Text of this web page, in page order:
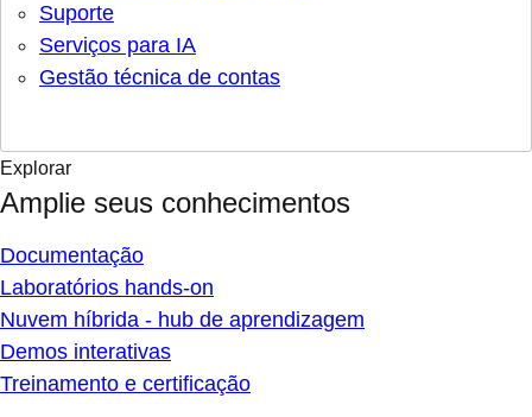
Suporte
Serviços para IA
Gestão técnica de contas
Explorar
Amplie seus conhecimentos
Documentação
Laboratórios hands-on
Nuvem híbrida - hub de aprendizagem
Demos interativas
Treinamento e certificação